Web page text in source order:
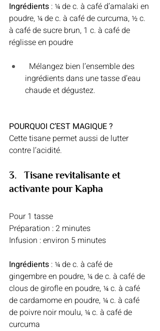
Ingrédients : ¼ de c. à café d’amalaki en
poudre, ¼ de c. à café de curcuma, ½ c.
à café de sucre brun, 1 c. à café de
réglisse en poudre
ingrédients dans une tasse d’eau
chaude et dégustez.
POURQUOI C’EST MAGIQUE ?
Cette tisane permet aussi de lutter
contre l’acidité.
3.   Tisane revitalisante et
activante pour Kapha
Pour 1 tasse
Préparation : 2 minutes
Infusion : environ 5 minutes
Ingrédients : ¼ de c. à café de
gingembre en poudre, ¼ de c. à café de
clous de girofle en poudre, ¼ c. à café
de cardamome en poudre, ¼ c. à café
de poivre noir moulu, ¼ c. à café de
curcuma